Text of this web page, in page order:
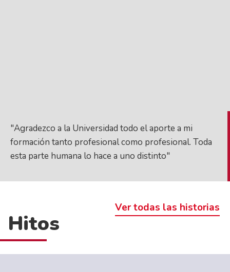
"Agradezco a la Universidad todo el aporte a mi
formación tanto profesional como profesional. Toda
esta parte humana lo hace a uno distinto"
Ver todas las historias
Hitos